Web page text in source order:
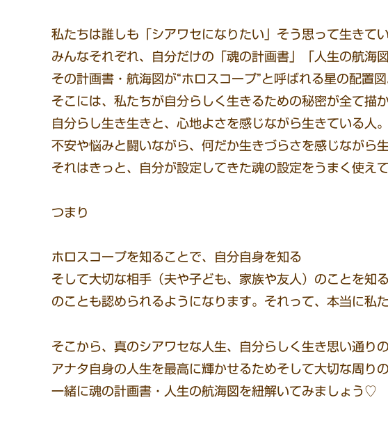
私たちは誰しも「シアワセになりたい」そう思って生きてい
みんなそれぞれ、自分だけの「魂の計画書」「人生の航海
その計画書・航海図が“ホロスコープ”と呼ばれる星の配置
そこには、私たちが自分らしく生きるための秘密が全て描
自分らし生き生きと、心地よさを感じながら生きている人。
不安や悩みと闘いながら、何だか生きづらさを感じながら生
それはきっと、自分が設定してきた魂の設定をうまく使え
つまり
ホロスコープを知ることで、自分自身を知る
そして大切な相手（夫や子ども、家族や友人）のことを知
のことも認められるようになります。それって、本当に私
そこから、真のシアワセな人生、自分らしく生き思い通り
アナタ自身の人生を最高に輝かせるためそして大切な周り
一緒に魂の計画書・人生の航海図を紐解いてみましょう♡